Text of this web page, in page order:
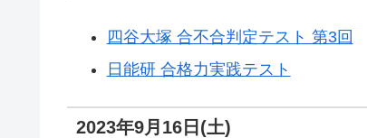
四谷大塚 合不合判定テスト 第3回
日能研 合格力実践テスト
2023年9月16日(土)